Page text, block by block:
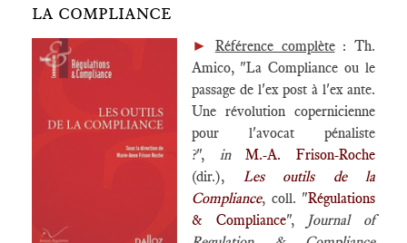
LA COMPLIANCE
► Référence complète: Th.
Amico, "La Compliance ou le
passage de l'ex post à l'ex ante.
Une révolution copernicienne
pour l'avocat pénaliste
?", inM.-A. Frison-Roche
(dir.), Les outils de la
Compliance, coll. "Régulations
& Compliance", Journal of